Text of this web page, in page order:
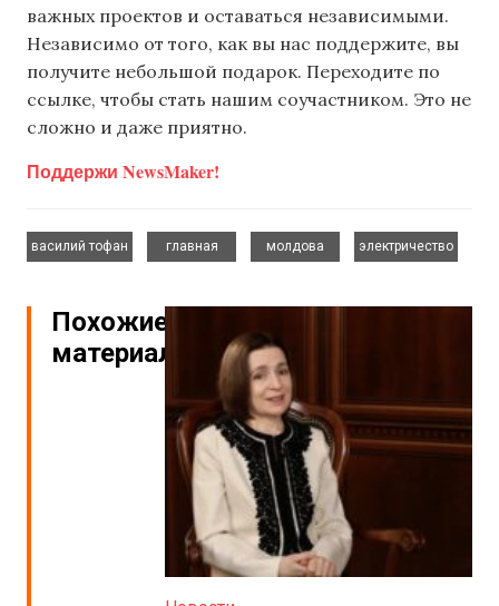
важных проектов и оставаться независимыми.
Независимо от того, как вы нас поддержите, вы
получите небольшой подарок. Переходите по
ссылке, чтобы стать нашим соучастником. Это не
сложно и даже приятно.
Поддержи NewsMaker!
василий тофан
главная
молдова
электричество
Похожие
материалы